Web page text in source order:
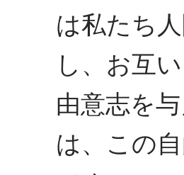
は私たち
し、お互
由意志を
は、この